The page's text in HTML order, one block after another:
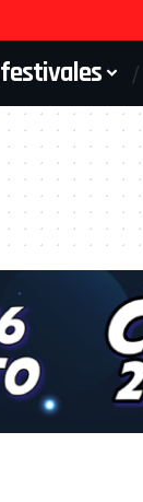
festivales